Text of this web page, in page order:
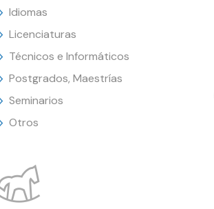
Idiomas
Licenciaturas
Técnicos e Informáticos
Postgrados, Maestrías
Seminarios
Otros